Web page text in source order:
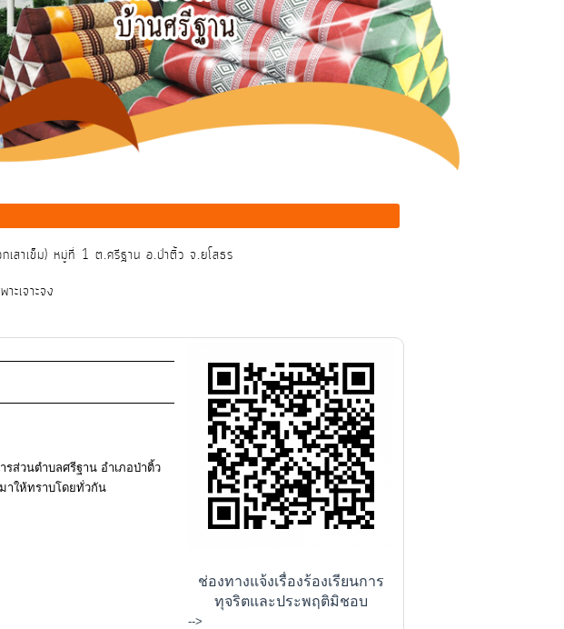
เสาเข็ม) หมู่ที่ 1 ต.ศรีฐาน อ.ป่าติ้ว จ.ยโสธร
ะเจาะจง
ส่วนตำบลศรีฐาน อำเภอป่าติ้ว
าให้ทราบโดยทั่วกัน
ช่องทางแจ้งเรื่องร้องเรียนการ
ทุจริตและประพฤติมิชอบ
-->